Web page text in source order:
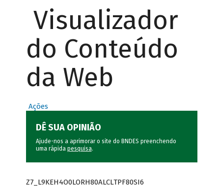
Visualizador
do Conteúdo
da Web
Ações
DÊ SUA OPINIÃO
Ajude-nos a aprimorar o site do BNDES preenchendo
uma rápida pesquisa.
Z7_L9KEH4O0LORH80ALCLTPF80SI6